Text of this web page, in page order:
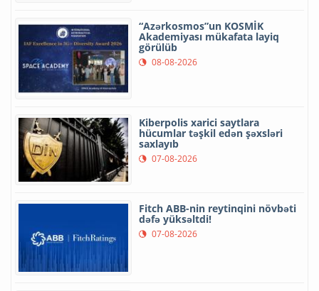
“Azərkosmos”un KOSMİK
Akademiyası mükafata layiq
görülüb
08-08-2026
Kiberpolis xarici saytlara
hücumlar təşkil edən şəxsləri
saxlayıb
07-08-2026
Fitch ABB-nin reytinqini növbəti
dəfə yüksəltdi!
07-08-2026